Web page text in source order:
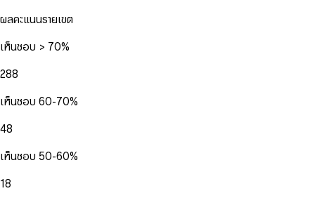
ผลคะแนนรายเขต
เห็นชอบ > 70%
288
เห็นชอบ 60-70%
48
เห็นชอบ 50-60%
18